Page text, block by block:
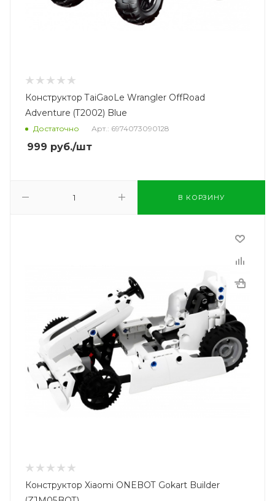
Конструктор TaiGaoLe Wrangler OffRoad
Adventure (T2002) Blue
Достаточно Арт.: 6974073090128
999 руб./шт
В КОРЗИНУ
Конструктор Xiaomi ONEBOT Gokart Builder